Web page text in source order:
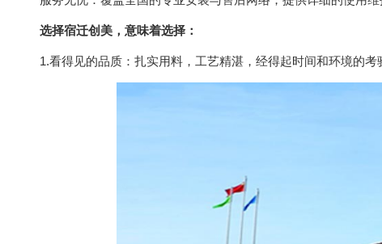
选择宿迁创美，意味着选择：
1.看得见的品质：扎实用料，工艺精湛，经得起时间和环境的考